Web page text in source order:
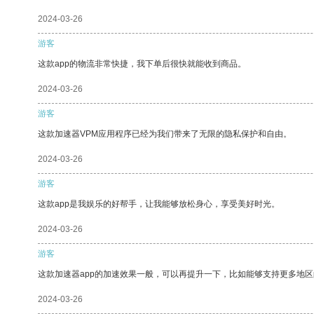
2024-03-26
游客
这款app的物流非常快捷，我下单后很快就能收到商品。
2024-03-26
游客
这款加速器VPM应用程序已经为我们带来了无限的隐私保护和自由。
2024-03-26
游客
这款app是我娱乐的好帮手，让我能够放松身心，享受美好时光。
2024-03-26
游客
这款加速器app的加速效果一般，可以再提升一下，比如能够支持更多地区
2024-03-26